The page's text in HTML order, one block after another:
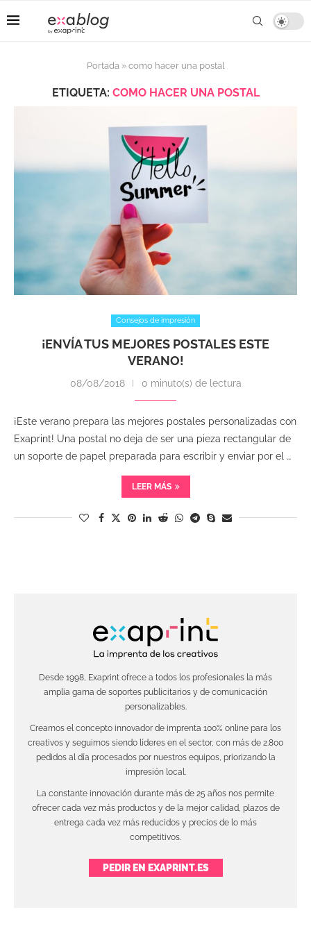
Portada» como hacer una postal
ETIQUETA: COMO HACER UNA POSTAL
Consejos de impresión
¡ENVÍA TUS MEJORES POSTALES ESTE
VERANO!
08/08/2018 0 minuto(s) de lectura
¡Este verano prepara las mejores postales personalizadas con
Exaprint! Una postal no deja de ser una pieza rectangular de
un soporte de papel preparada para escribir y enviar por el …
LEER MÁS
Desde 1998, Exaprint ofrece a todos los profesionales la más
amplia gama de soportes publicitarios y de comunicación
personalizables.
Creamos el concepto innovador de imprenta 100% online para los
creativos y seguimos siendo líderes en el sector, con más de 2.800
pedidos al día procesados por nuestros equipos, priorizando la
impresión local.
La constante innovación durante más de 25 años nos permite
ofrecer cada vez más productos y de la mejor calidad, plazos de
entrega cada vez más reducidos y precios de lo más
competitivos.
PEDIR EN EXAPRINT.ES